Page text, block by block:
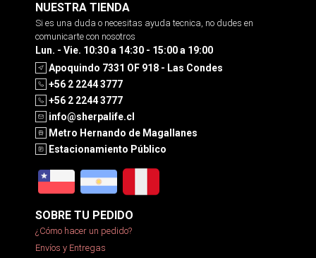
NUESTRA TIENDA
Si es una duda o necesitas ayuda tecnica, no dudes en
comunicarte con nosotros
Lun. - Vie. 10:30 a 14:30 - 15:00 a 19:00
Apoquindo 7331 OF 918 - Las Condes
+56 2 2244 3777
+56 2 2244 3777
info@sherpalife.cl
Metro Hernando de Magallanes
Estacionamiento Público
SOBRE TU PEDIDO
¿Cómo hacer un pedido?
Envíos y Entregas